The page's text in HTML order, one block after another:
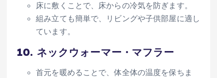
床に敷くことで、床からの冷気を防ぎます。
組み立ても簡単で、リビングや子供部屋に適し
ています。
10. ネックウォーマー・マフラー
首元を暖めることで、体全体の温度を保ちま